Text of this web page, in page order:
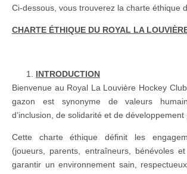
Ci-dessous, vous trouverez la charte éthique
CHARTE ÉTHIQUE DU ROYAL LA
INTRODUCTION
Bienvenue au Royal La Louvière Hockey
gazon est synonyme de valeurs
d’inclusion, de solidarité et de développement
Cette charte éthique définit les
(joueurs, parents, entraîneurs, bénévoles
garantir un environnement sain,